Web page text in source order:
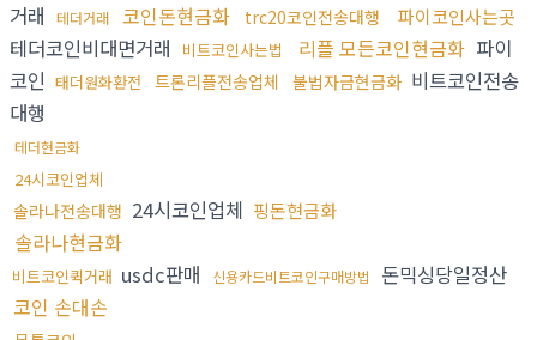
거래
테더거래 코인돈현금화 trc20코인전송대행 파이코인사는곳
테더코인비대면거래 비트코인사는법 리플 모든코인현금화 파이
코인 태더원화환전 트론리플전송업체 불법자금현금화 비트코인전송
대행
테더현금화
24시코인업체
솔라나전송대행 24시코인업체 핑돈현금화
솔라나현금화
비트코인퀵거래 usdc판매 신용카드비트코인구매방법
돈믹싱당일정산
코인 손대손